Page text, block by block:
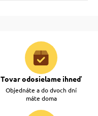
Tovar odosielame ihneď
Objednáte a do dvoch dní
máte doma